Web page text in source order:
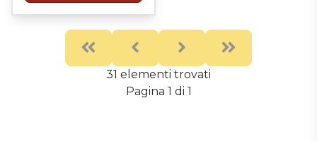
First Previous
31 elementi trovati
Pagina 1 di 1
NextLast